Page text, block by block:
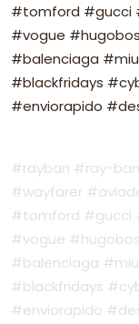
#tomford #gucci
#vogue
#balenciaga
#blackfridays
#enviorapido
#rayban #ray-
#wayfarer
#tomford #gucci
#vogue
#balenciaga
#blackfridays
#enviorapido